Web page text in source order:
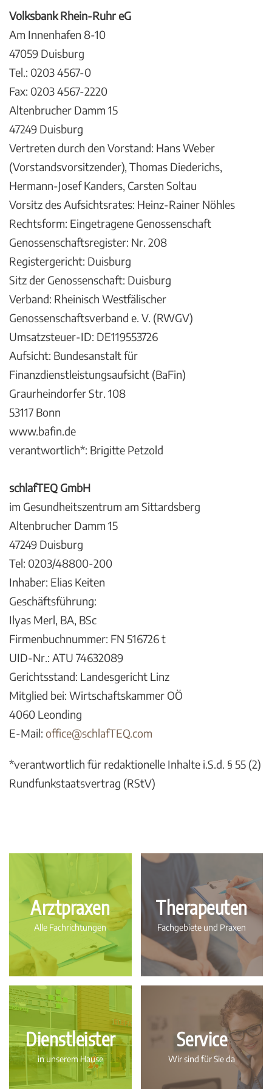
Volksbank Rhein-Ruhr eG
Am Innenhafen 8-10
47059 Duisburg
Tel.: 0203 4567-0
Fax: 0203 4567-2220
Altenbrucher Damm 15
47249 Duisburg
Vertreten durch den Vorstand: Hans Weber
(Vorstandsvorsitzender), Thomas Diederichs,
Hermann-Josef Kanders, Carsten Soltau
Vorsitz des Aufsichtsrates: Heinz-Rainer Nöhles
Rechtsform: Eingetragene Genossenschaft
Genossenschaftsregister: Nr. 208
Registergericht: Duisburg
Sitz der Genossenschaft: Duisburg
Verband: Rheinisch Westfälischer
Genossenschaftsverband e. V. (RWGV)
Umsatzsteuer-ID: DE119553726
Aufsicht: Bundesanstalt für
Finanzdienstleistungsaufsicht (BaFin)
Graurheindorfer Str. 108
53117 Bonn
www.bafin.de
verantwortlich*: Brigitte Petzold
schlafTEQ GmbH
im Gesundheitszentrum am Sittardsberg
Altenbrucher Damm 15
47249 Duisburg
Tel: 0203/48800-200
Inhaber: Elias Keiten
Geschäftsführung:
Ilyas Merl, BA, BSc
Firmenbuchnummer: FN 516726 t
UID-Nr.: ATU 74632089
Gerichtsstand: Landesgericht Linz
Mitglied bei: Wirtschaftskammer OÖ
4060 Leonding
E-Mail: office@schlafTEQ.com
*verantwortlich für redaktionelle Inhalte i.S.d. § 55 (2)
Rundfunkstaatsvertrag (RStV)
Arztpraxen
Alle Fachrichtungen
Therapeuten
Fachgebiete und Praxen
Dienstleister
in unserem Hause
Service
Wir sind für Sie da